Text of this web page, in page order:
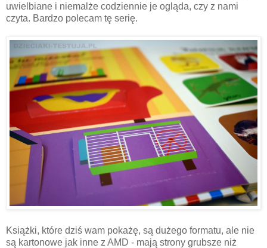
uwielbiane i niemalże codziennie je ogląda, czy z nami
czyta. Bardzo polecam tę serię.
Książki, które dziś wam pokażę, są dużego formatu, ale nie
są kartonowe jak inne z AMD - mają strony grubsze niż